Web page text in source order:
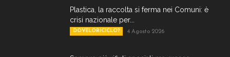
Plastica, la raccolta si ferma nei Comuni: è
crisi nazionale per...
DOVELORICICLO? 4 Agosto 2026